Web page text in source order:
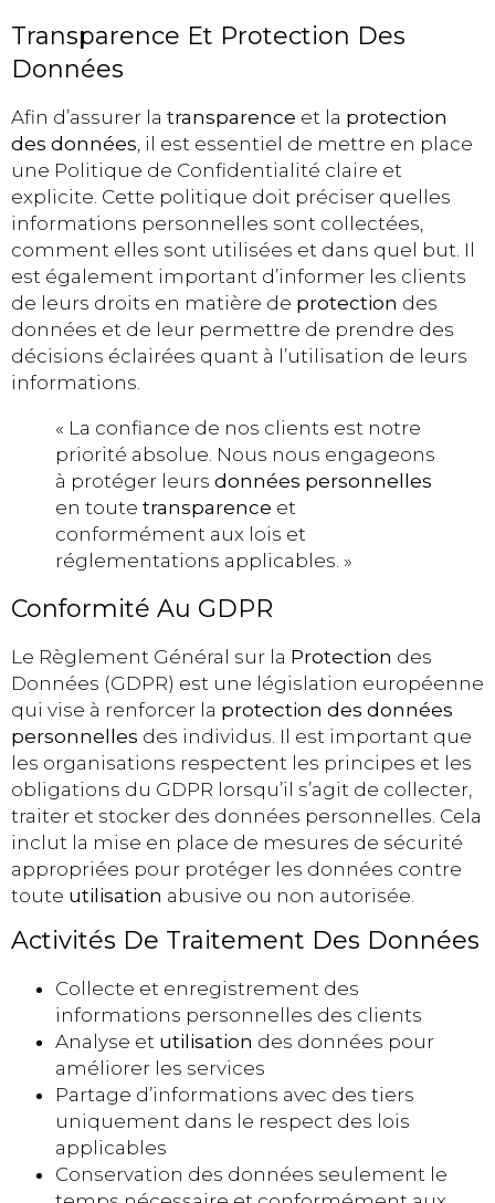
Transparence Et Protection Des
Données
Afin d’assurer la transparence et la protection
des données , il est essentiel de mettre en place
une Politique de Confidentialité claire et
explicite. Cette politique doit préciser quelles
informations personnelles sont collectées,
comment elles sont utilisées et dans quel but. Il
est également important d’informer les clients
de leurs droits en matière de protection des
données et de leur permettre de prendre des
décisions éclairées quant à l’utilisation de leurs
informations.
« La confiance de nos clients est notre
priorité absolue. Nous nous engageons
à protéger leurs données personnelles
en toute transparence et
conformément aux lois et
réglementations applicables. »
Conformité Au GDPR
Le Règlement Général sur la Protection des
Données (GDPR) est une législation européenne
qui vise à renforcer la protection des données
personnelles des individus. Il est important que
les organisations respectent les principes et les
obligations du GDPR lorsqu’il s’agit de collecter,
traiter et stocker des données personnelles. Cela
inclut la mise en place de mesures de sécurité
appropriées pour protéger les données contre
toute utilisation abusive ou non autorisée.
Activités De Traitement Des Données
Collecte et enregistrement des
informations personnelles des clients
Analyse et utilisation des données pour
améliorer les services
Partage d’informations avec des tiers
uniquement dans le respect des lois
applicables
Conservation des données seulement le